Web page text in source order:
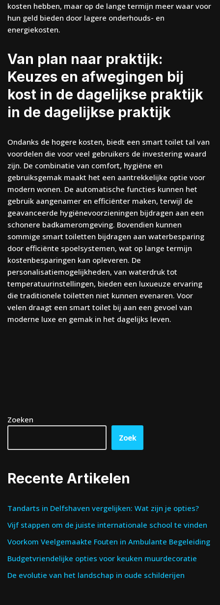
kosten hebben, maar op de lange termijn meer waar voor
hun geld bieden door lagere onderhouds- en
energiekosten.
Van plan naar praktijk:
Keuzes en afwegingen bij
kost in de dagelijkse praktijk
in de dagelijkse praktijk
Ondanks de hogere kosten, biedt een smart toilet tal van
voordelen die voor veel gebruikers de investering waard
zijn. De combinatie van comfort, hygiëne en
gebruiksgemak maakt het een aantrekkelijke optie voor
modern wonen. De automatische functies kunnen het
gebruik aangenamer en efficiënter maken, terwijl de
geavanceerde hygiënevoorzieningen bijdragen aan een
schonere badkameromgeving. Bovendien kunnen
sommige smart toiletten bijdragen aan waterbesparing
door efficiënte spoelsystemen, wat op lange termijn
kostenbesparingen kan opleveren. De
personalisatiemogelijkheden, van waterdruk tot
temperatuurinstellingen, bieden een luxueuze ervaring
die traditionele toiletten niet kunnen evenaren. Voor
velen draagt een smart toilet bij aan een gevoel van
moderne luxe en gemak in het dagelijks leven.
Zoeken
Zoek
Recente Artikelen
Tandarts in Delfshaven vergelijken: Wat zijn je opties?
Vijf stappen om de juiste internationale school te vinden
Voorkom Veelgemaakte Fouten in Ambulante Begeleiding
Budgetvriendelijke opties voor keuken muurdecoratie
De evolutie van het landschap in oude schilderijen